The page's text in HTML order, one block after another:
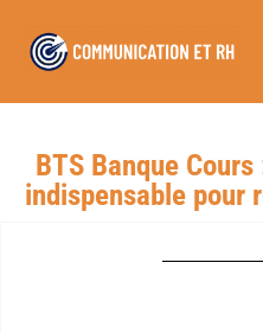
BTS Banque
indispensable pour